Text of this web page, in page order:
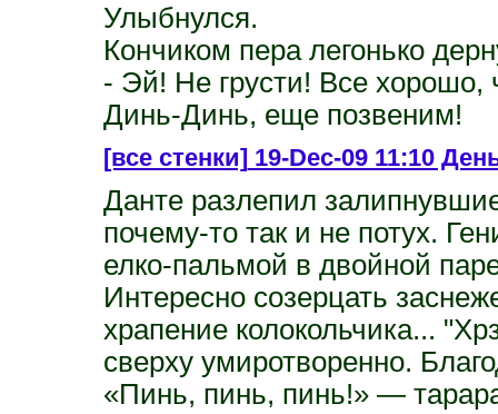
Улыбнулся.
Кончиком пера легонько
- Эй! Не грусти! Все хорошо,
Динь-Динь, еще позвеним!
[все стенки]19-Dec-09 11:10
Данте разлепил
почему-то так и не потух.
елко-пальмой в двойной
Интересно созерцать
храпение колокольчика...
сверху умиротворенно.
«Пинь, пинь, пинь!» —